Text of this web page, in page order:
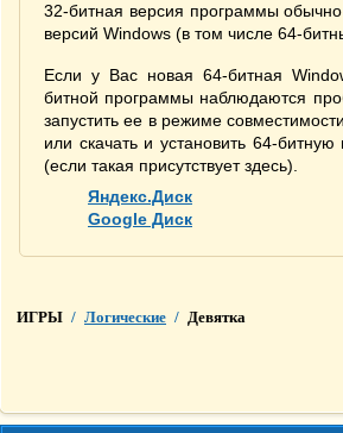
32-битная версия программы
версий Windows (в том числе 64-
Если у Вас новая 64-битная
битной программы наблюдаются
запустить ее в режиме
или скачать и установить 64-
(если такая присутствует здесь).
Яндекс.Диск
Google Диск
ИГРЫ / Логические / Девятка